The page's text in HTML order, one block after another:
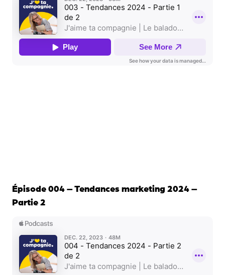
Épisode 004 – Tendances marketing 2024 –
Partie 2